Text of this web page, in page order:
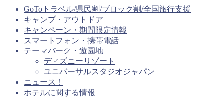
GoToトラベル/県民割/ブロック割/全国旅行支援
キャンプ・アウトドア
キャンペーン・期間限定情報
スマートフォン・携帯電話
テーマパーク・遊園地
ディズニーリゾート
ユニバーサルスタジオジャパン
ニュース！
ホテルに関する情報